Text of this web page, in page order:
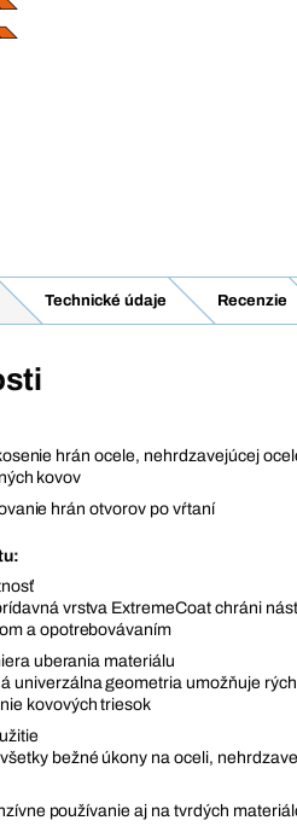
Technické údaje Recenzie
hrán ocele, nehrdzavejúcej
kovov
hrán otvorov po vŕtaní
vrstva ExtremeCoat chráni
a opotrebovávaním
uberania materiálu
univerzálna geometria umožňuje
kovových triesok
bežné úkony na oceli,
používanie aj na tvrdých